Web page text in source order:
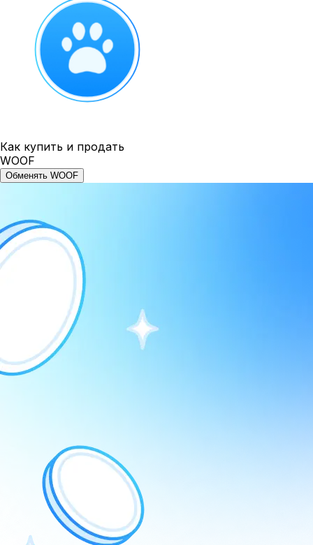
Как купить и продать
WOOF
Обменять WOOF